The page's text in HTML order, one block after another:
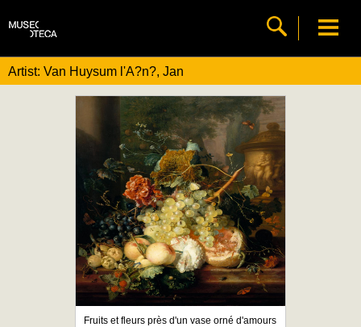
Artist: Van Huysum l'A?n?, Jan
Fruits et fleurs près d'un vase orné d'amours